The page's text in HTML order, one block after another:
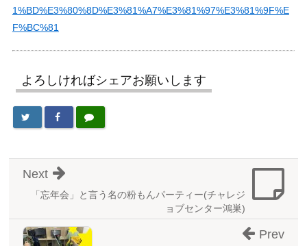
1%BD%E3%80%8D%E3%81%A7%E3%81%97%E3%81%9F%E
F%BC%81
よろしければシェアお願いします
「忘年会」と言う名の粉もんパーティー(チャレジ
ョブセンター鴻巣)
Next
Prev